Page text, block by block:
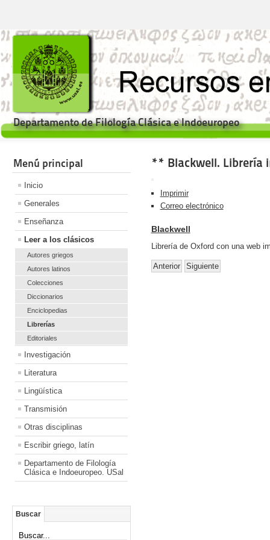
Departamento de Filología Clásica e Indoeuropeo
Menú principal
Inicio
Generales
Enseñanza
Leer a los clásicos
Autores griegos
Autores latinos
Colecciones
Diccionarios
Enciclopedias
Librerías
Editoriales
Investigación
Literatura
Lingüística
Transmisión
Otras disciplinas
Escribir griego, latín
Departamento de Filología
Clásica e Indoeuropeo. USal
Buscar
Buscar...
** Blackwell. Librería
Imprimir
Correo electrónico
Blackwell
Librería de Oxford con una web
Anterior Siguiente